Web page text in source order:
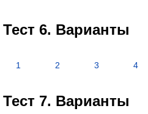
Тест 6. Варианты
1 2 3 4
Тест 7. Варианты